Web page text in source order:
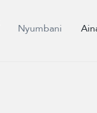
Nyumbani